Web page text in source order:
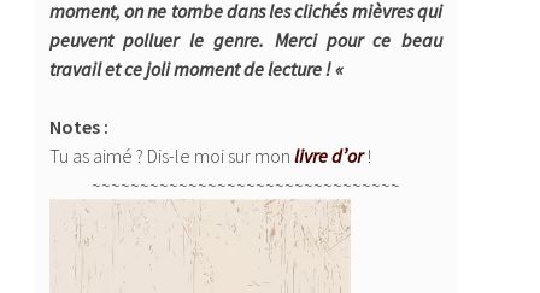
moment, on ne tombe dans les clichés mièvres qui
peuvent polluer le genre. Merci pour ce beau
travail et ce joli moment de lecture ! «
Notes :
Tu as aimé ? Dis-le moi sur mon livre d’or!
~~~~~~~~~~~~~~~~~~~~~~~~~~~~~~~~
Lecteur
vidéo